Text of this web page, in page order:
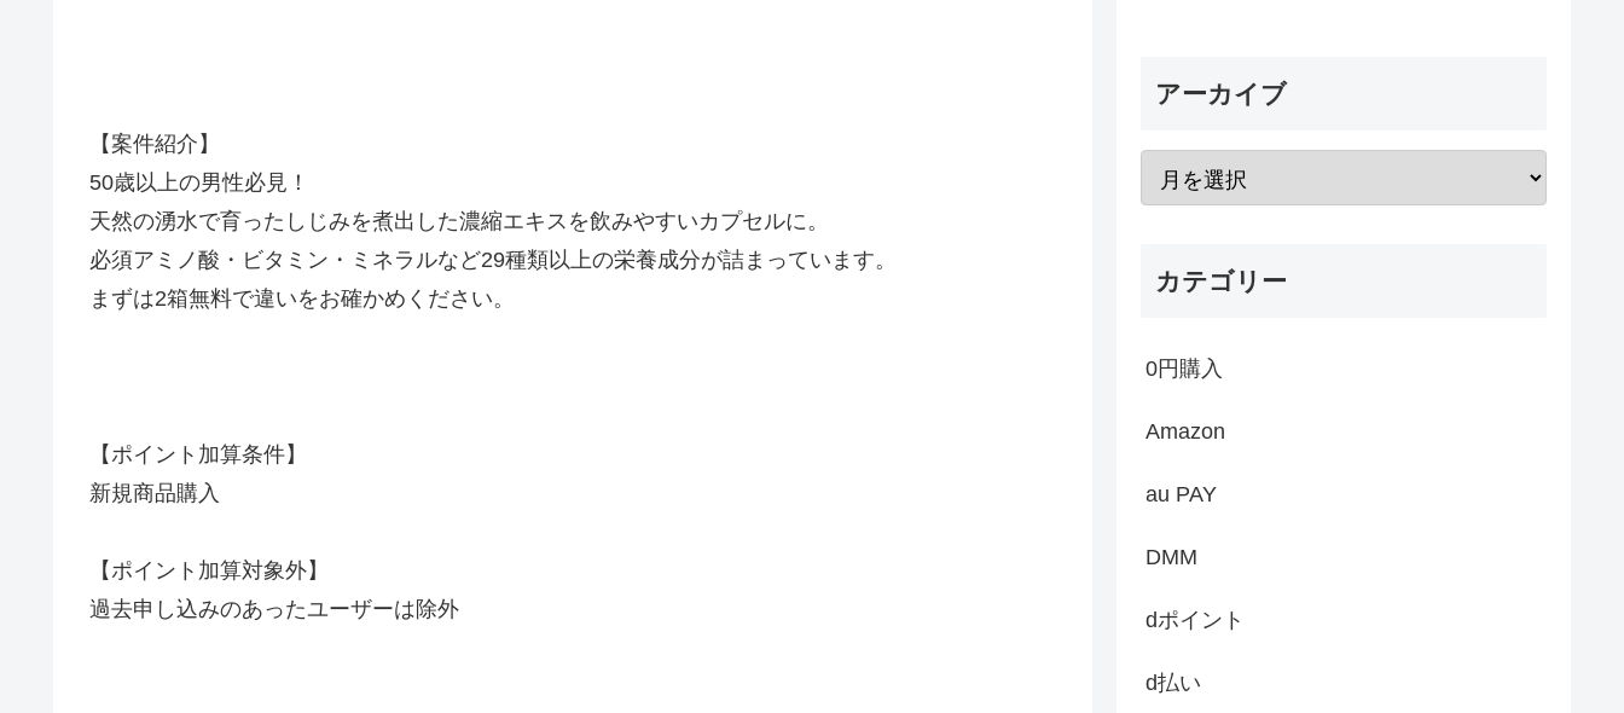
【案件紹介】
50歳以上の男性必見！
天然の湧水で育ったしじみを煮出した濃縮エキスを飲みやすいカプセルに。
必須アミノ酸・ビタミン・ミネラルなど29種類以上の栄養成分が詰まっています。
まずは2箱無料で違いをお確かめください。
【ポイント加算条件】
新規商品購入
【ポイント加算対象外】
過去申し込みのあったユーザーは除外
アーカイブ
カテゴリー
0円購入
Amazon
au PAY
DMM
dポイント
d払い